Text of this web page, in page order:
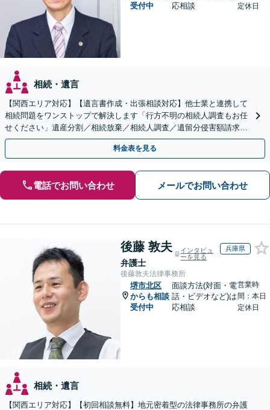
受付中
応相談
定休日
相続・遺言
【関西エリア対応】【遺言書作成・出張相談対応】他士業と連携して
相続問題をワンストップで解決します「行方不明の相続人調査もお任
せください」遺産分割／相続放棄／相続人調査／遺留分侵害額請求／
登記など【休日・夜間面談可】【分割払い対応】
料金表を見る
電話でお問い合わせ メールでお問い合わせ
後藤 敦夫
弁護士
インタビュ
ーを見る
兵庫県
後藤敦夫法律事務所
堺市北区
からも相談
受付中
面談方法(対面・電
話・ビデオなど)は
応相談
営業時
間：本日
定休日
相続・遺言
【関西エリア対応】【初回相談無料】地元密着型の法律事務所の弁護